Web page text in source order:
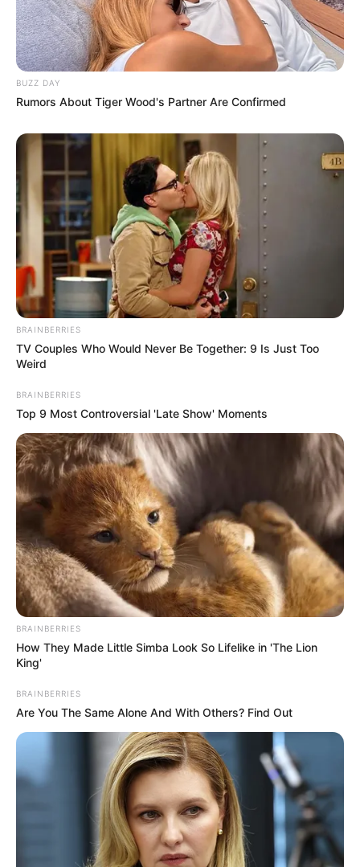
BUZZ DAY
Rumors About Tiger Wood's Partner Are Confirmed
BRAINBERRIES
TV Couples Who Would Never Be Together: 9 Is Just Too
Weird
BRAINBERRIES
Top 9 Most Controversial 'Late Show' Moments
BRAINBERRIES
How They Made Little Simba Look So Lifelike in 'The Lion
King'
BRAINBERRIES
Are You The Same Alone And With Others? Find Out